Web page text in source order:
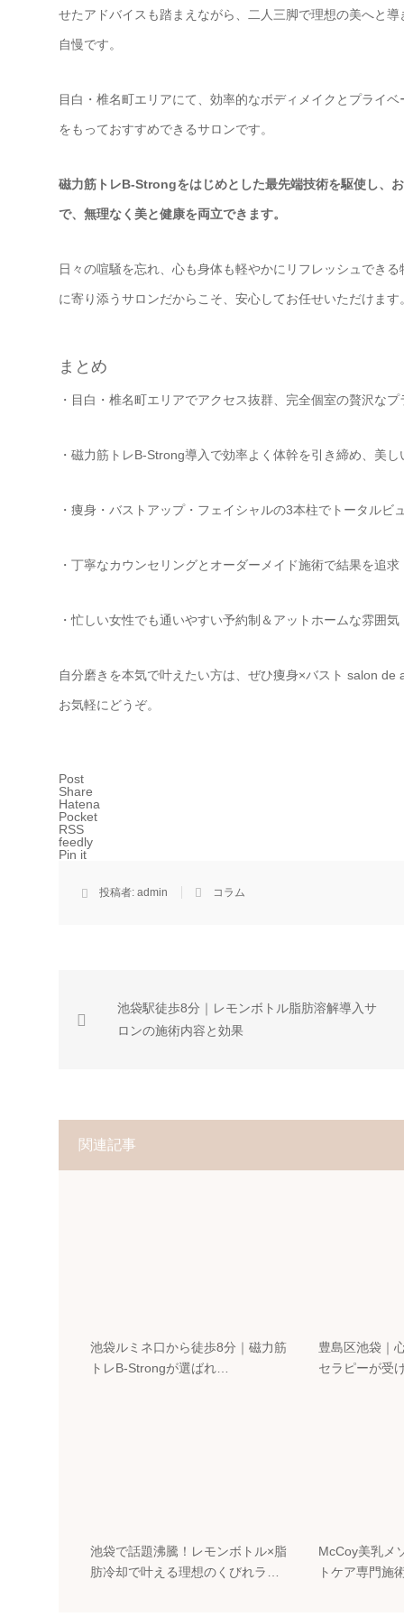
せたアドバイスも踏まえながら、二人三脚で理想の美へと
自慢です。
目白・椎名町エリアにて、効率的なボディメイクとプライ
をもっておすすめできるサロンです。
磁力筋トレB-Strongをはじめとした最先端技術を駆使し、
で、無理なく美と健康を両立できます。
日々の喧騒を忘れ、心も身体も軽やかにリフレッシュでき
に寄り添うサロンだからこそ、安心してお任せいただけま
まとめ
・目白・椎名町エリアでアクセス抜群、完全個室の贅沢な
・磁力筋トレB-Strong導入で効率よく体幹を引き締め、美
・痩身・バストアップ・フェイシャルの3本柱でトータルビ
・丁寧なカウンセリングとオーダーメイド施術で結果を追求
・忙しい女性でも通いやすい予約制＆アットホームな雰囲気
自分磨きを本気で叶えたい方は、ぜひ痩身×バスト salon
お気軽にどうぞ。
Post
Share
Hatena
Pocket
RSS
feedly
Pin it
投稿者: admin コラム
池袋駅徒歩8分｜レモンボトル脂肪溶解導入サ
ロンの施術内容と効果
関連記事
池袋ルミネ口から徒歩8分｜磁力筋
トレB-Strongが選ばれ…
豊島区池袋｜
セラピーが受
池袋で話題沸騰！レモンボトル×脂
肪冷却で叶える理想のくびれラ…
McCoy美乳メ
トケア専門施